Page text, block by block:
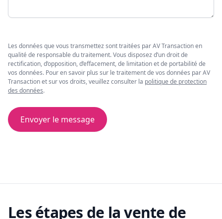
Les données que vous transmettez sont traitées par AV Transaction en
qualité de responsable du traitement. Vous disposez d’un droit de
rectification, d’opposition, d’effacement, de limitation et de portabilité de
vos données. Pour en savoir plus sur le traitement de vos données par AV
Transaction et sur vos droits, veuillez consulter la politique de protection
des données.
Envoyer le message
Les étapes de la vente de